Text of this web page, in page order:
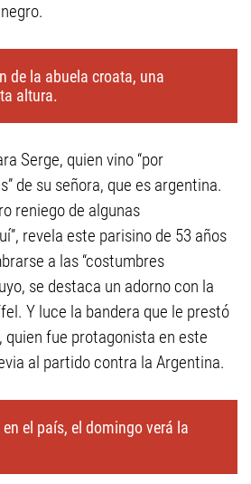
de la abuela croata, una
altura.
Serge, quien vino “por
de su señora, que es argentina.
reniego de algunas
revela este parisino de 53 años
a las “costumbres
se destaca un adorno con la
Y luce la bandera que le prestó
fue protagonista en este
al partido contra la Argentina.
el país, el domingo verá la